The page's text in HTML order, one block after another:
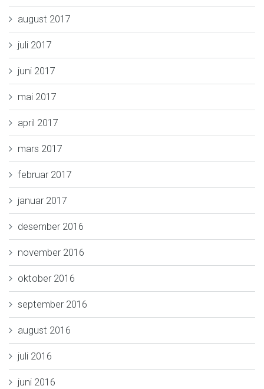
august 2017
juli 2017
juni 2017
mai 2017
april 2017
mars 2017
februar 2017
januar 2017
desember 2016
november 2016
oktober 2016
september 2016
august 2016
juli 2016
juni 2016